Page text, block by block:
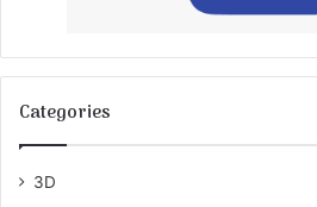
Categories
3D